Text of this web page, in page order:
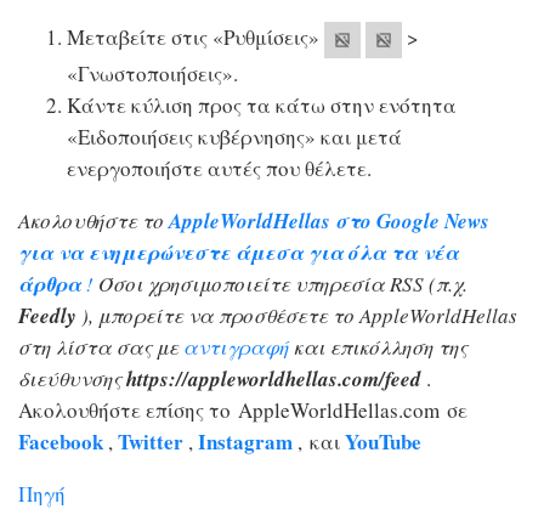
Μεταβείτε στις «Ρυθμίσεις»
>
«Γνωστοποιήσεις».
Κάντε κύλιση προς τα κάτω στην ενότητα
«Ειδοποιήσεις κυβέρνησης» και μετά
ενεργοποιήστε αυτές που θέλετε.
Ακολουθήστε το AppleWorldHellas στο Google News
για να ενημερώνεστε άμεσα για όλα τα νέα
άρθρα! Όσοι χρησιμοποιείτε υπηρεσία RSS (π.χ.
Feedly ), μπορείτε να προσθέσετε το AppleWorldHellas
στη λίστα σας με αντιγραφήκαι επικόλληση της
διεύθυνσηςhttps://appleworldhellas.com/feed .
Ακολουθήστε επίσης το AppleWorldHellas.com σε
Facebook ,Twitter ,Instagram , καιYouTube
Πηγή